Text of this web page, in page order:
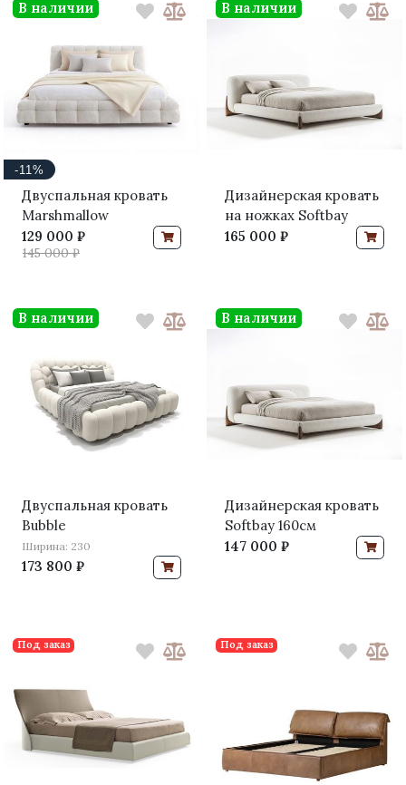
-11%
Двуспальная кровать
Marshmallow
129 000 ₽
145 000 ₽
В наличии
Дизайнерская кровать
на ножках Softbay
165 000 ₽
В наличии
Двуспальная кровать
Bubble
Ширина: 230
173 800 ₽
В наличии
Дизайнерская кровать
Softbay 160см
147 000 ₽
В наличии
Под заказ Под заказ